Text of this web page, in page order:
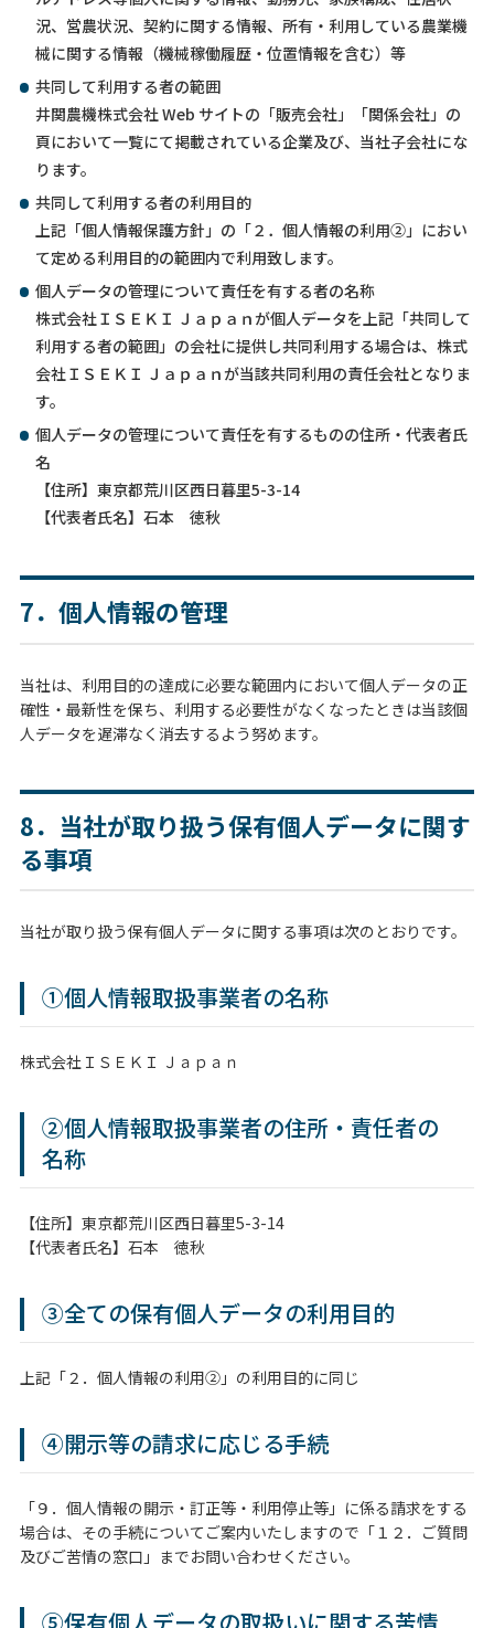
況、営農状況、契約に関する情報、所有・利用している農業機
械に関する情報（機械稼働履歴・位置情報を含む）等
共同して利用する者の範囲
井関農機株式会社 Web サイトの「販売会社」「関係会社」の
頁において一覧にて掲載されている企業及び、当社子会社にな
ります。
共同して利用する者の利用目的
上記「個人情報保護方針」の「２．個人情報の利用②」におい
て定める利用目的の範囲内で利用致します。
個人データの管理について責任を有する者の名称
株式会社ＩＳＥＫＩ Ｊａｐａｎが個人データを上記「共同して
利用する者の範囲」の会社に提供し共同利用する場合は、株式
会社ＩＳＥＫＩ Ｊａｐａｎが当該共同利用の責任会社となりま
す。
個人データの管理について責任を有するものの住所・代表者氏
名
【住所】東京都荒川区西日暮里5-3-14
【代表者氏名】石本 徳秋
7．個人情報の管理
当社は、利用目的の達成に必要な範囲内において個人データの正
確性・最新性を保ち、利用する必要性がなくなったときは当該個
人データを遅滞なく消去するよう努めます。
8．当社が取り扱う保有個人データに関す
る事項
当社が取り扱う保有個人データに関する事項は次のとおりです。
①個人情報取扱事業者の名称
株式会社ＩＳＥＫＩ Ｊａｐａｎ
②個人情報取扱事業者の住所・責任者の
名称
【住所】東京都荒川区西日暮里5-3-14
【代表者氏名】石本 徳秋
③全ての保有個人データの利用目的
上記「２．個人情報の利用②」の利用目的に同じ
④開示等の請求に応じる手続
「９．個人情報の開示・訂正等・利用停止等」に係る請求をする
場合は、その手続についてご案内いたしますので「１２．ご質問
及びご苦情の窓口」までお問い合わせください。